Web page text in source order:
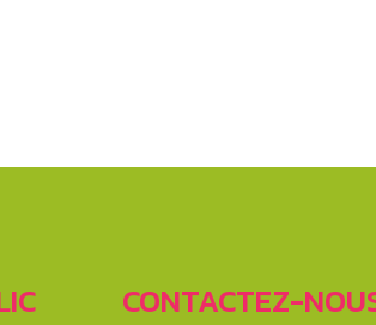
CONTACTEZ-